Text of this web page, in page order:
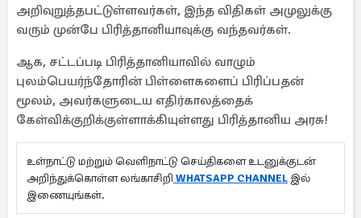
அறிவுறுத்தபட்டுள்ளவர்கள், இந்த விதிகள் அமுலுக்கு
வரும் முன்பே பிரித்தானியாவுக்கு வந்தவர்கள்.
ஆக, சட்டப்படி பிரித்தானியாவில் வாழும்
புலம்பெயர்ந்தோரின் பிள்ளைகளைப் பிரிப்பதன்
மூலம், அவர்களுடைய எதிர்காலத்தைக்
கேள்விக்குறிக்குள்ளாக்கியுள்ளது பிரித்தானிய அரசு!
உள்நாட்டு மற்றும் வெளிநாட்டு செய்திகளை உடனுக்குடன்
அறிந்துக்கொள்ள லங்காசிறி WHATSAPP CHANNEL இல்
இணையுங்கள்.